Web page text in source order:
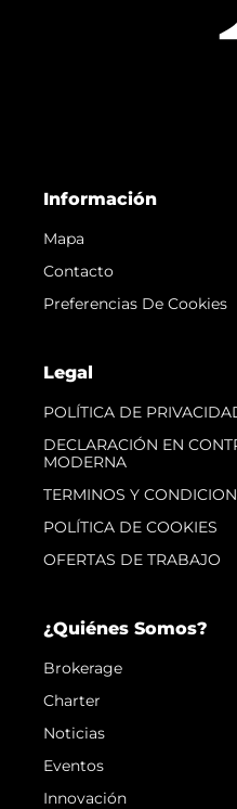
Información
Mapa
Contacto
Preferencias De Cookies
Legal
POLÍTICA DE
DECLARACIÓN EN
MODERNA
TERMINOS Y
POLÍTICA DE COOKIES
OFERTAS DE TRABAJO
¿Quiénes Somos?
Brokerage
Charter
Noticias
Eventos
Innovación